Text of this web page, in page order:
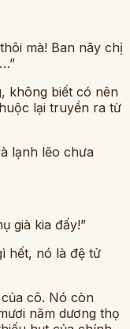
mà! Ban nãy chị
không biết có nên
lại truyền ra từ
lạnh lẽo chưa
già kia đấy!”
hết, nó là đệ tử
của cô. Nó còn
năm dương thọ